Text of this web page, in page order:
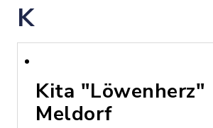
K
Kita "Löwenherz"
Meldorf